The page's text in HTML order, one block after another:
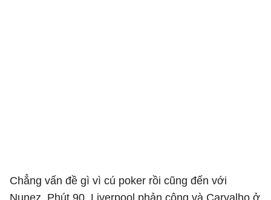
Chẳng vấn đề gì vì cú poker rồi cũng đến với
Nunez. Phút 90, Liverpool phản công và Carvalho ở